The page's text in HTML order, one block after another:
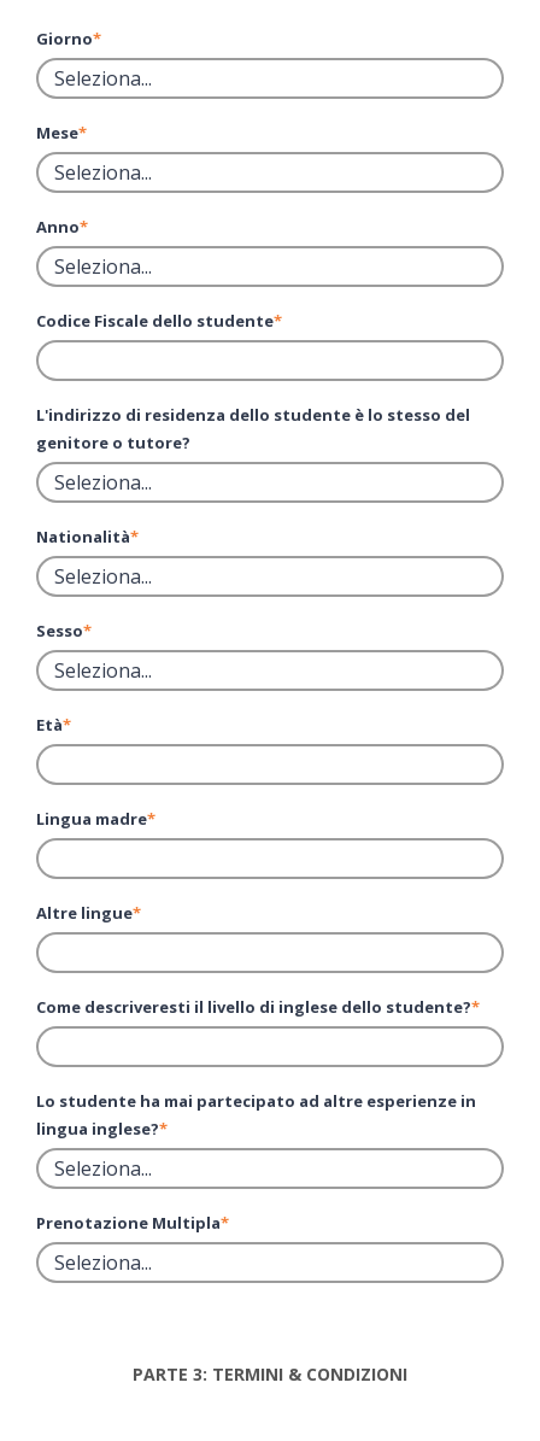
Giorno*
Mese*
Anno*
Codice Fiscale dello studente*
L'indirizzo di residenza dello studente è lo stesso del
genitore o tutore?
Nationalità*
Sesso*
Età*
Lingua madre*
Altre lingue*
Come descriveresti il livello di inglese dello studente?*
Lo studente ha mai partecipato ad altre esperienze in
lingua inglese?*
Prenotazione Multipla*
PARTE 3: TERMINI & CONDIZIONI